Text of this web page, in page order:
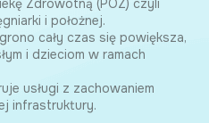
Zdrowotną (POZ) czyli
i położnej.
cały czas się powiększa,
i dzieciom w ramach
usługi z zachowaniem
infrastruktury.